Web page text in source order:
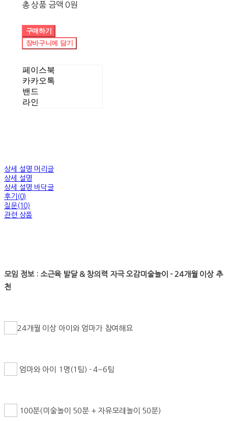
총 상품 금액 0원
구매하기
장바구니에 담기
페이스북
카카오톡
밴드
라인
상세 설명 머리글
상세 설명
상세 설명 바닥글
후기(0)
질문(10)
관련 상품
모임 정보 : 소근육 발달 & 창의력 자극 오감미술놀이 - 24개월 이상 추
천
24개월 이상 아이와 엄마가 참여해요
엄마와 아이 1명(1팀) - 4~6팀
100분(미술놀이 50분 + 자유모래놀이 50분)